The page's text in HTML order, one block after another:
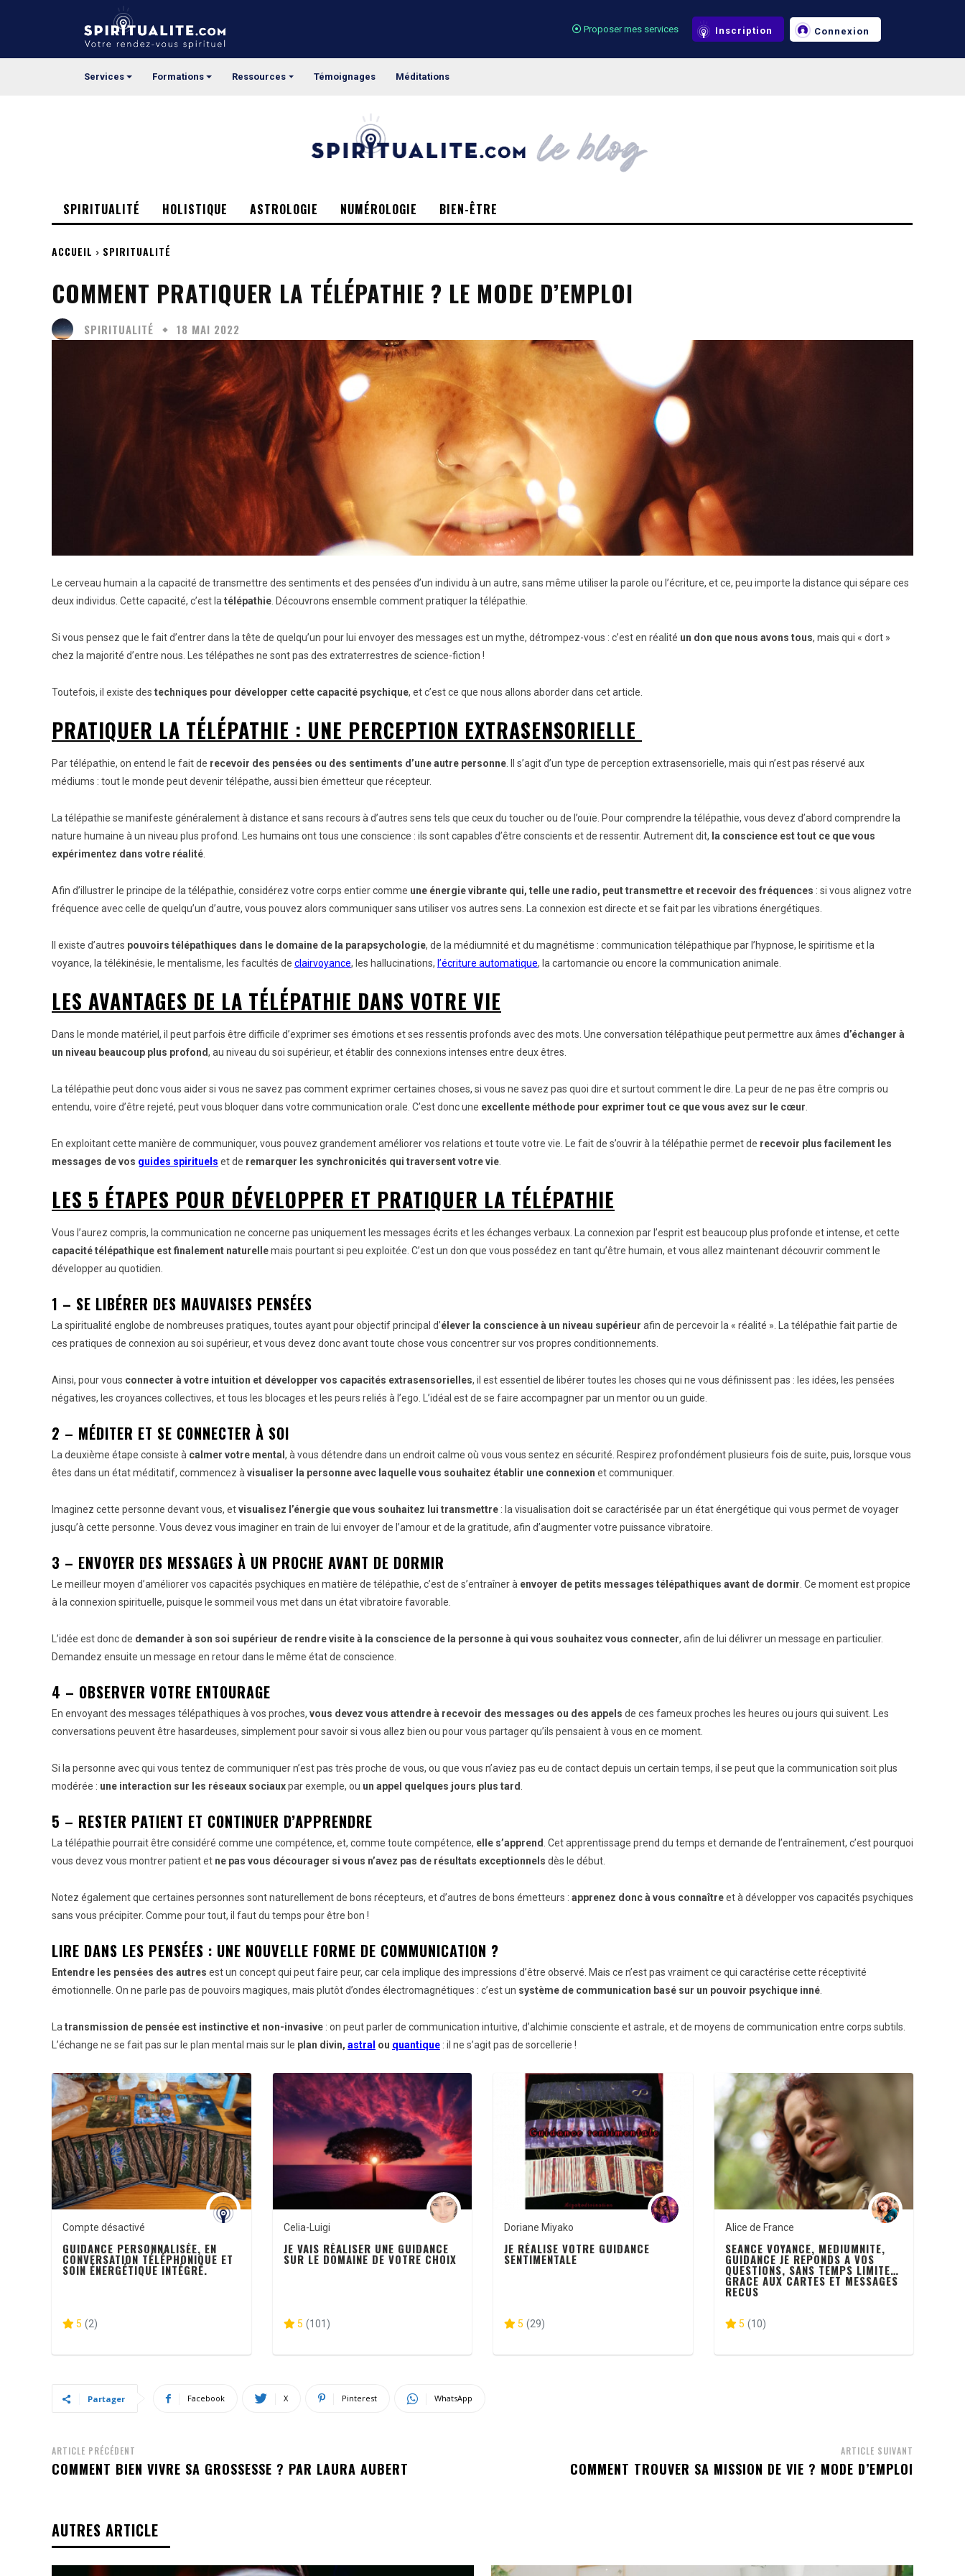
Proposer mes services Inscription Connexion
Services Formations Ressources Témoignages Méditations
SPIRITUALITÉ HOLISTIQUE ASTROLOGIE NUMÉROLOGIE BIEN-ÊTRE
ACCUEIL SPIRITUALITÉ
COMMENT PRATIQUER LA TÉLÉPATHIE ? LE MODE D’EMPLOI
SPIRITUALITÉ 18 MAI 2022
Le cerveau humain a la capacité de transmettre des sentiments et des pensées d’un individu à un autre, sans même utiliser la parole ou l’écriture, et ce, peu importe la distance qui sépare ces
deux individus. Cette capacité, c’est la télépathie . Découvrons ensemble comment pratiquer la télépathie.
Si vous pensez que le fait d’entrer dans la tête de quelqu’un pour lui envoyer des messages est un mythe, détrompez-vous : c’est en réalité un don que nous avons tous, mais qui « dort »
chez la majorité d’entre nous. Les télépathes ne sont pas des extraterrestres de science-fiction !
Toutefois, il existe des techniques pour développer cette capacité psychique, et c’est ce que nous allons aborder dans cet article.
PRATIQUER LA TÉLÉPATHIE : UNE PERCEPTION EXTRASENSORIELLE
Par télépathie, on entend le fait de recevoir des pensées ou des sentiments d’une autre personne . Il s’agit d’un type de perception extrasensorielle, mais qui n’est pas réservé aux
médiums : tout le monde peut devenir télépathe, aussi bien émetteur que récepteur.
La télépathie se manifeste généralement à distance et sans recours à d’autres sens tels que ceux du toucher ou de l’ouïe. Pour comprendre la télépathie, vous devez d’abord comprendre la
nature humaine à un niveau plus profond. Les humains ont tous une conscience : ils sont capables d’être conscients et de ressentir. Autrement dit, la conscience est tout ce que vous
expérimentez dans votre réalité
Afin d’illustrer le principe de la télépathie, considérez votre corps entier comme une énergie vibrante qui, telle une radio, peut transmettre et recevoir des fréquences : si vous alignez votre
fréquence avec celle de quelqu’un d’autre, vous pouvez alors communiquer sans utiliser vos autres sens. La connexion est directe et se fait par les vibrations énergétiques.
Il existe d’autres pouvoirs télépathiques dans le domaine de la parapsychologie, de la médiumnité et du magnétisme : communication télépathique par l’hypnose, le spiritisme et la
voyance, la télékinésie, le mentalisme, les facultés de clairvoyance, les hallucinations, l’écriture automatique, la cartomancie ou encore la communication animale.
LES AVANTAGES DE LA TÉLÉPATHIE DANS VOTRE VIE
Dans le monde matériel, il peut parfois être difficile d’exprimer ses émotions et ses ressentis profonds avec des mots. Une conversation télépathique peut permettre aux âmes d’échanger à
un niveau beaucoup plus profond, au niveau du soi supérieur, et établir des connexions intenses entre deux êtres.
La télépathie peut donc vous aider si vous ne savez pas comment exprimer certaines choses, si vous ne savez pas quoi dire et surtout comment le dire. La peur de ne pas être compris ou
entendu, voire d’être rejeté, peut vous bloquer dans votre communication orale. C’est donc une excellente méthode pour exprimer tout ce que vous avez sur le cœur
En exploitant cette manière de communiquer, vous pouvez grandement améliorer vos relations et toute votre vie. Le fait de s’ouvrir à la télépathie permet de recevoir plus facilement les
messages de vos guides spirituels et de remarquer les synchronicités qui traversent votre vie
LES 5 ÉTAPES POUR DÉVELOPPER ET PRATIQUER LA TÉLÉPATHIE
Vous l’aurez compris, la communication ne concerne pas uniquement les messages écrits et les échanges verbaux. La connexion par l’esprit est beaucoup plus profonde et intense, et cette
capacité télépathique est finalement naturellemais pourtant si peu exploitée. C’est un don que vous possédez en tant qu’être humain, et vous allez maintenant découvrir comment le
développer au quotidien.
1 – SE LIBÉRER DES MAUVAISES PENSÉES
La spiritualité englobe de nombreuses pratiques, toutes ayant pour objectif principal d’élever la conscience à un niveau supérieur afin de percevoir la « réalité ». La télépathie fait partie de
ces pratiques de connexion au soi supérieur, et vous devez donc avant toute chose vous concentrer sur vos propres conditionnements.
Ainsi, pour vous connecter à votre intuition et développer vos capacités extrasensorielles, il est essentiel de libérer toutes les choses qui ne vous définissent pas : les idées, les pensées
négatives, les croyances collectives, et tous les blocages et les peurs reliés à l’ego. L’idéal est de se faire accompagner par un mentor ou un guide.
2 – MÉDITER ET SE CONNECTER À SOI
La deuxième étape consiste à calmer votre mental , à vous détendre dans un endroit calme où vous vous sentez en sécurité. Respirez profondément plusieurs fois de suite, puis, lorsque vous
êtes dans un état méditatif, commencez à visualiser la personne avec laquelle vous souhaitez établir une connexion et communiquer.
Imaginez cette personne devant vous, etvisualisez l’énergie que vous souhaitez lui transmettre : la visualisation doit se caractérisée par un état énergétique qui vous permet de voyager
jusqu’à cette personne. Vous devez vous imaginer en train de lui envoyer de l’amour et de la gratitude, afin d’augmenter votre puissance vibratoire.
3 – ENVOYER DES MESSAGES À UN PROCHE AVANT DE DORMIR
Le meilleur moyen d’améliorer vos capacités psychiques en matière de télépathie, c’est de s’entraîner à envoyer de petits messages télépathiques avant de dormir . Ce moment est propice
à la connexion spirituelle, puisque le sommeil vous met dans un état vibratoire favorable.
L’idée est donc de demander à son soi supérieur de rendre visite à la conscience de la personne à qui vous souhaitez vous connecter, afin de lui délivrer un message en particulier.
Demandez ensuite un message en retour dans le même état de conscience.
4 – OBSERVER VOTRE ENTOURAGE
En envoyant des messages télépathiques à vos proches, vous devez vous attendre à recevoir des messages ou des appels de ces fameux proches les heures ou jours qui suivent. Les
conversations peuvent être hasardeuses, simplement pour savoir si vous allez bien ou pour vous partager qu’ils pensaient à vous en ce moment.
Si la personne avec qui vous tentez de communiquer n’est pas très proche de vous, ou que vous n’aviez pas eu de contact depuis un certain temps, il se peut que la communication soit plus
modérée : une interaction sur les réseaux sociauxpar exemple, ou un appel quelques jours plus tard
5 – RESTER PATIENT ET CONTINUER D’APPRENDRE
La télépathie pourrait être considéré comme une compétence, et, comme toute compétence, elle s’apprend . Cet apprentissage prend du temps et demande de l’entraînement, c’est pourquoi
vous devez vous montrer patient et ne pas vous décourager si vous n’avez pas de résultats exceptionnels dès le début.
Notez également que certaines personnes sont naturellement de bons récepteurs, et d’autres de bons émetteurs : apprenez donc à vous connaîtreet à développer vos capacités psychiques
sans vous précipiter. Comme pour tout, il faut du temps pour être bon !
LIRE DANS LES PENSÉES : UNE NOUVELLE FORME DE COMMUNICATION ?
Entendre les pensées des autres est un concept qui peut faire peur, car cela implique des impressions d’être observé. Mais ce n’est pas vraiment ce qui caractérise cette réceptivité
émotionnelle. On ne parle pas de pouvoirs magiques, mais plutôt d’ondes électromagnétiques : c’est un système de communication basé sur un pouvoir psychique inné
La transmission de pensée est instinctive et non-invasive : on peut parler de communication intuitive, d’alchimie consciente et astrale, et de moyens de communication entre corps subtils.
L’échange ne se fait pas sur le plan mental mais sur le plan divin, astral ou quantique : il ne s’agit pas de sorcellerie !
Compte désactivé
GUIDANCE PERSONNALISÉE, EN
CONVERSATION TÉLÉPHONIQUE ET
SOIN ÉNERGÉTIQUE INTÉGRÉ.
5 (2)
Celia-Luigi
JE VAIS RÉALISER UNE GUIDANCE
SUR LE DOMAINE DE VOTRE CHOIX
5 (101)
Doriane Miyako
JE RÉALISE VOTRE GUIDANCE
SENTIMENTALE
5 (29)
Alice de France
SEANCE VOYANCE, MEDIUMNITE,
GUIDANCE JE REPONDS A VOS
QUESTIONS, SANS TEMPS LIMITE
GRACE AUX CARTES ET MESSAGES
RECUS
5 (10)
Partager Facebook X Pinterest WhatsApp
ARTICLE PRÉCÉDENT
COMMENT BIEN VIVRE SA GROSSESSE ? PAR LAURA AUBERT
ARTICLE SUIVANT
COMMENT TROUVER SA MISSION DE VIE ? MODE D’EMPLOI
AUTRES ARTICLE